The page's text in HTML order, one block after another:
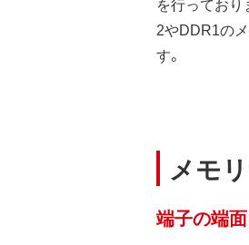
2やDDR1の
す。
メモ
端子の端